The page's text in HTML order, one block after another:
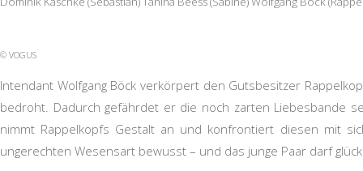
© VOGUS
Intendant Wolfgang Böck verkörpert den Gutsbesitzer
bedroht. Dadurch gefährdet er die noch zarten Liebesbande
nimmt Rappelkopfs Gestalt an und konfrontiert diesen mit
ungerechten Wesensart bewusst – und das junge Paar darf